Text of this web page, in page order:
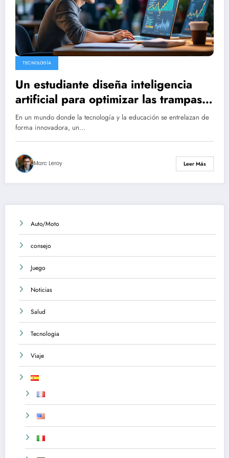
TECNOLOGÍA
Un estudiante diseña inteligencia
artificial para optimizar las trampas y
atrae 5,3 millones de dólares en
inversión.
En un mundo donde la tecnología y la educación se entrelazan de
forma innovadora, un…
Marc Leroy Leer Más
Auto/Moto
consejo
Juego
Noticias
Salud
Tecnologia
Viaje